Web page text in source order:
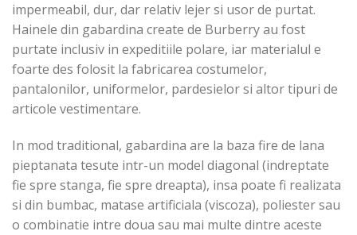
impermeabil, dur, dar relativ lejer si usor de purtat.
Hainele din gabardina create de Burberry au fost
purtate inclusiv in expeditiile polare, iar materialul e
foarte des folosit la fabricarea costumelor,
pantalonilor, uniformelor, pardesielor si altor tipuri de
articole vestimentare.
In mod traditional, gabardina are la baza fire de lana
pieptanata tesute intr-un model diagonal (indreptate
fie spre stanga, fie spre dreapta), insa poate fi realizata
si din bumbac, matase artificiala (viscoza), poliester sau
o combinatie intre doua sau mai multe dintre aceste